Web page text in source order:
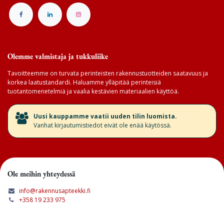
Olemme valmistaja ja tukkuliike
Tavoitteemme on turvata perinteisten rakennustuotteiden saatavuus ja
korkea laatustandardi. Haluamme ylläpitää perinteisiä
tuotantomenetelmiä ja vaalia kestävien materiaalien käyttöä.
​Uusi kauppamme vaatii uuden tilin luomista.
Vanhat kirjautumistiedot eivät ole enää käytössä.
Ole meihin yhteydessä
info@rakennusapteekki.fi
+358 19 233 975